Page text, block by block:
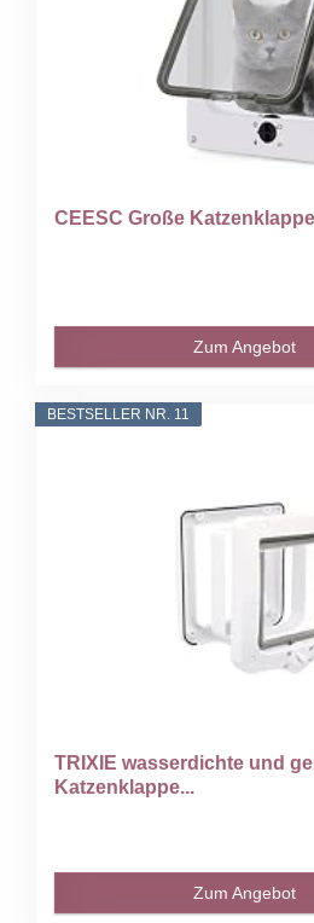
CEESC Große
Zum Angebot
BESTSELLER NR. 11
TRIXIE wasserdichte und
Katzenklappe...
Zum Angebot